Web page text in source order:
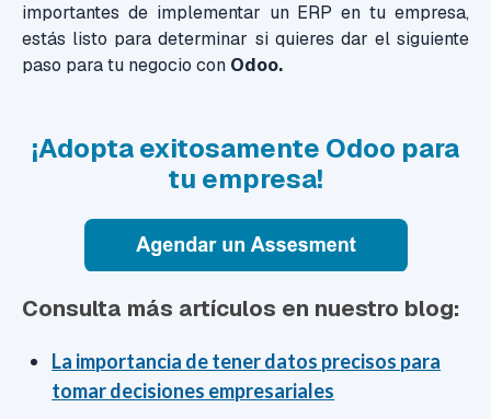
importantes de implementar un ERP en tu empresa,
estás listo para determinar si quieres dar el siguiente
paso para tu negocio con Odoo.
¡Adopta exitosamente Odoo para
tu empresa!
Consulta más artículos en nuestro blog:
La importancia de tener datos precisos para
tomar decisiones empresariales